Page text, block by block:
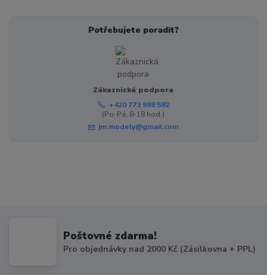
Potřebujete poradit?
Zákaznická podpora
+420 773 998 582
(Po-Pá, 8-18 hod.)
jm.modely@gmail.com
Poštovné zdarma!
Pro objednávky nad 2000 Kč (Zásilkovna + PPL)